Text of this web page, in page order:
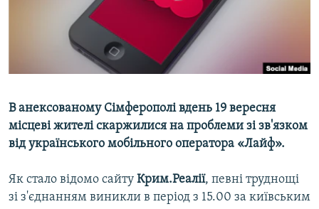
СВІДЧЕННЯ ОКУПАЦІЇ
УКРАЇНСЬКА ПРОБЛЕМА КРИМУ
Усі сайти RFE/RL
В анексованому Сімферополі вдень 19 вересня
місцеві жителі скаржилися на проблеми зі зв'язком
від українського мобільного оператора «Лайф».
Як стало відомо сайту Крим.Реалії, певні труднощі
зі з'єднанням виникли в період з 15.00 за київським